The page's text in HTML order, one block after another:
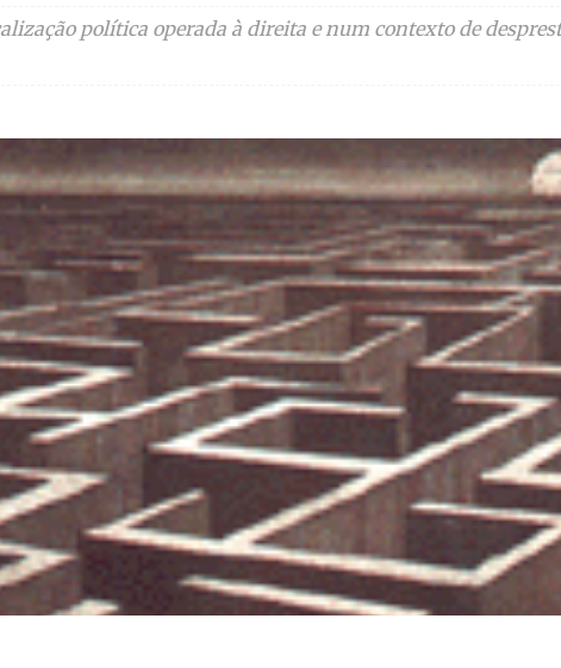
política operada à direita e num contexto de